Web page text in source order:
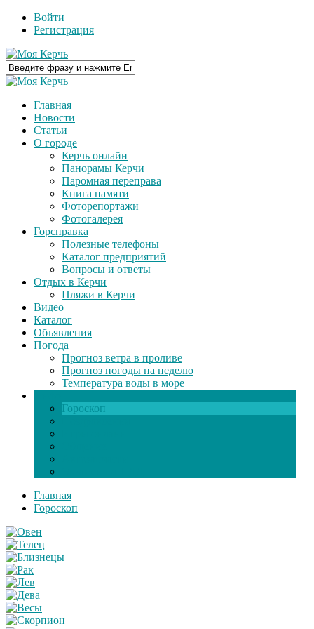
Войти
Регистрация
Главная
Новости
Статьи
О городе
Керчь онлайн
Панорамы Керчи
Паромная переправа
Книга памяти
Фоторепортажи
Фотогалерея
Горсправка
Полезные телефоны
Каталог предприятий
Вопросы и ответы
Отдых в Керчи
Пляжи в Керчи
Видео
Каталог
Объявления
Погода
Прогноз ветра в проливе
Прогноз погоды на неделю
Температура воды в море
Гороскоп
Главная
Гороскоп